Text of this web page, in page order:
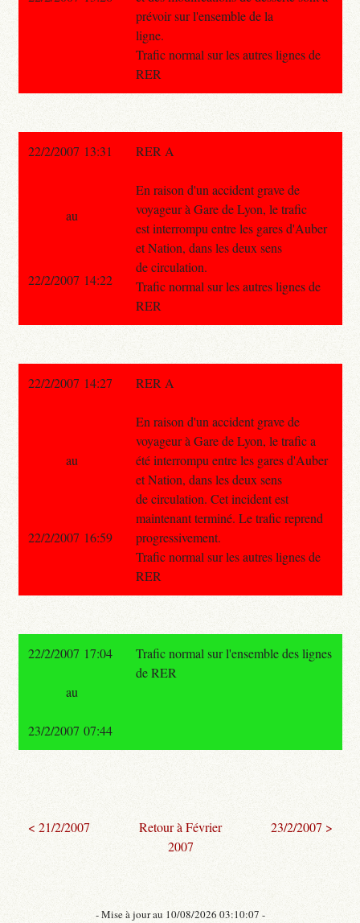
prévoir sur l'ensemble de la
ligne.
Trafic normal sur les autres lignes de
RER
22/2/2007 13:31 RER A
En raison d'un accident grave de
voyageur à Gare de Lyon, le trafic
est interrompu entre les gares d'Auber
et Nation, dans les deux sens
de circulation.
Trafic normal sur les autres lignes de
RER
au
22/2/2007 14:22
22/2/2007 14:27 RER A
En raison d'un accident grave de
voyageur à Gare de Lyon, le trafic a
été interrompu entre les gares d'Auber
et Nation, dans les deux sens
de circulation. Cet incident est
maintenant terminé. Le trafic reprend
progressivement.
Trafic normal sur les autres lignes de
RER
au
22/2/2007 16:59
22/2/2007 17:04
Trafic normal sur l'ensemble des lignes
de RER
au
23/2/2007 07:44
< 21/2/2007
Retour à Février
2007
23/2/2007 >
- Mise à jour au 10/08/2026 03:10:07 -